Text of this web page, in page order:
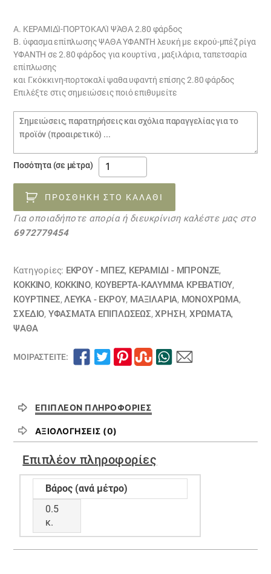
was:
€18.00.
τιμή
είναι:
Α. ΚΕΡΑΜΙΔΊ-ΠΟΡΤΟΚΑΛΊ ΨΆΘΑ 2.80 φάρδος
Β. ύφασμα επίπλωσης ΨΑΘΑ ΥΦΑΝΤΗ λευκή με εκρού-μπέζ ρίγα
ΥΦΑΝΤΗ σε 2.80 φάρδος για κουρτίνα , μαξιλάρια, ταπετσαρία
επίπλωσης
και Γ.κόκκινη-πορτοκαλί ψαθα υφαντή επίσης 2.80 φάρδος
Επιλέξτε στις σημειώσεις ποιό επιθυμείτε
Σημειώσεις
παραγγελίας
Ποσότητα (σε μέτρα)
ΨΑΘΑ
ΥΦΑΝΤΗ
λευκή
με
εκρού-
ποσότητα
ΠΡΟΣΘΉΚΗ ΣΤΟ ΚΑΛΆΘΙ
Για οποιαδήποτε απορία ή διευκρίνιση καλέστε μας στο
6972779454
Κατηγορίες: ΕΚΡΟΥ - ΜΠΕΖ, ΚΕΡΑΜΙΔΙ - ΜΠΡΟΝΖΕ,
ΚΟΚΚΙΝΟ, ΚΟΚΚΙΝΟ, ΚΟΥΒΈΡΤΑ-ΚΆΛΥΜΜΑ ΚΡΕΒΑΤΙΟΎ,
ΚΟΥΡΤΊΝΕΣ,ΛΕΥΚΑ - ΕΚΡΟΥ, ΜΑΞΙΛΆΡΙΑ, ΜΟΝΌΧΡΩΜΑ,
ΣΧΕΔΙΟ, ΥΦΆΣΜΑΤΑ ΕΠΙΠΛΏΣΕΩΣ,ΧΡΗΣΗ, ΧΡΏΜΑΤΑ,
ΨΑΘΑ
ΜΟΙΡΑΣΤΕΊΤΕ:
ΕΠΙΠΛΈΟΝ ΠΛΗΡΟΦΟΡΊΕΣ
ΑΞΙΟΛΟΓΉΣΕΙΣ (0)
Επιπλέον πληροφορίες
Βάρος (ανά μέτρο)
0.5
κ.